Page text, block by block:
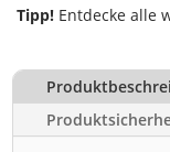
Tipp! Entdecke alle